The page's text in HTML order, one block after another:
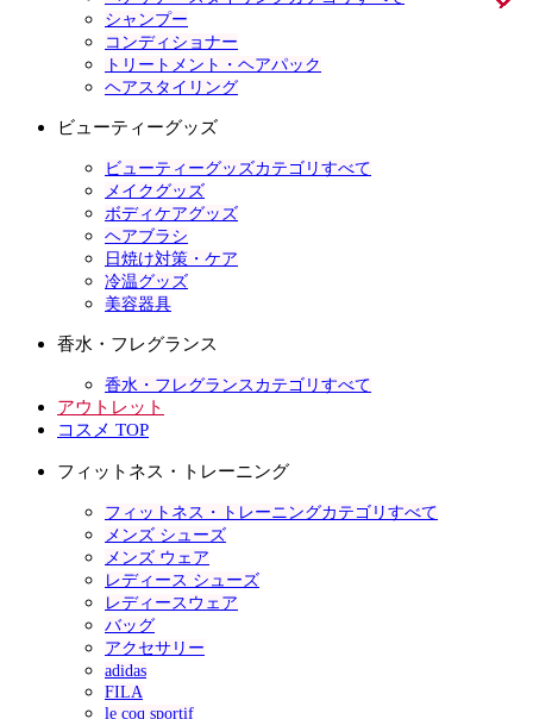
シャンプー
コンディショナー
トリートメント・ヘアパック
ヘアスタイリング
ビューティーグッズ
ビューティーグッズカテゴリすべて
メイクグッズ
ボディケアグッズ
ヘアブラシ
日焼け対策・ケア
冷温グッズ
美容器具
香水・フレグランス
香水・フレグランスカテゴリすべて
アウトレット
コスメ TOP
フィットネス・トレーニング
フィットネス・トレーニングカテゴリすべて
メンズ シューズ
メンズ ウェア
レディース シューズ
レディースウェア
バッグ
アクセサリー
adidas
FILA
le coq sportif